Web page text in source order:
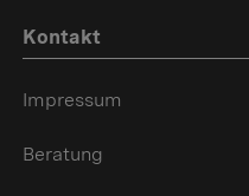
Kontakt
Impressum
Beratung